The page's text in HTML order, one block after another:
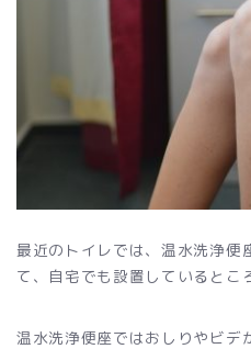
最近のトイレでは、温水洗浄便
て、自宅でも設置しているとこ
温水洗浄便座ではおしりやビデ